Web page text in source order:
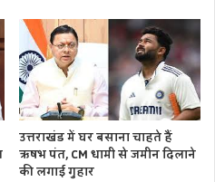
उत्तराखंड में घर बसाना चाहते हैं
ऋषभ पंत, CM धामी से जमीन दिलाने
की लगाई गुहार